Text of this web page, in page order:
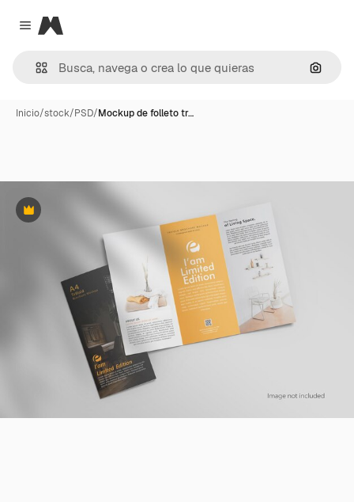
Close menu
Magnific
Inicio/stock/PSD/Mockup de folleto tr…
Premium